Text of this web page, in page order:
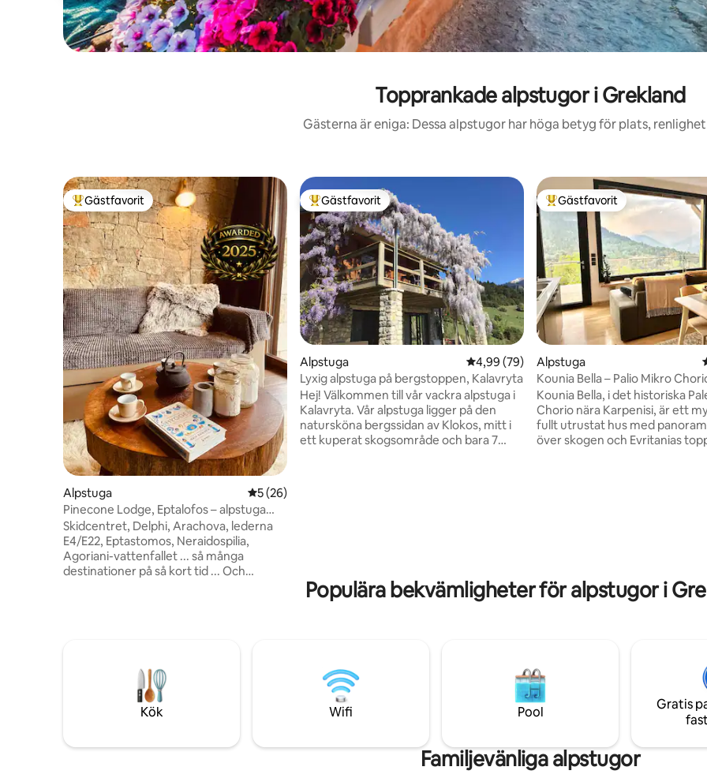
Topprankade alpstugor i Grekland
Gästerna är eniga: Dessa alpstugor har höga betyg för plats,
Populär gästfavorit
Gästfavorit
Alpstuga 5 av 5 i genomsnittligt betyg, 26 omdömen
5 (26)
Pinecone Lodge, Eptalofos – alpstuga
med trädgård vid floden
Skidcentret, Delphi, Arachova, lederna
E4/E22, Eptastomos, Neraidospilia,
Agoriani-vattenfallet ... så många
destinationer på så kort tid ... Och
Manas-källan, du kommer att beundra
Kokkinorachi och... om du har tur kanske
du ser den "skyldige" ekorren...
Populär gästfavorit
Gästfavorit
Alpstuga 4,99 av 5 i genomsnittligt betyg, 79
4,99 (79)
Lyxig alpstuga på bergstoppen, Kalavryta
Hej! Välkommen till vår vackra alpstuga i
Kalavryta. Vår alpstuga ligger på den
natursköna bergssidan av Klokos, mitt i
ett kuperat skogsområde och bara 7
Populär gästfavorit
Gästfavorit
Alpstuga
Kounia Bella – Palio Mikro
Kounia Bella, i det historiska
Chorio nära Karpenisi, är ett
fullt utrustat hus med
över skogen och Evritanias
Populära bekvämligheter för alpstugor i
Kök Wifi Pool
Gratis
Familjevänliga alpstugor